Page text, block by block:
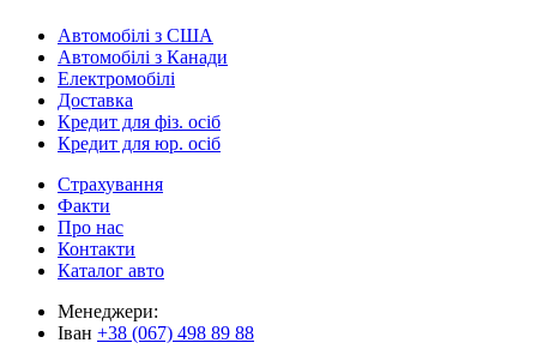
Автомобілі з США
Автомобілі з Канади
Електромобілі
Доставка
Кредит для фіз. осіб
Кредит для юр. осіб
Страхування
Факти
Про нас
Контакти
Каталог авто
Менеджери:
Іван +38 (067) 498 89 88